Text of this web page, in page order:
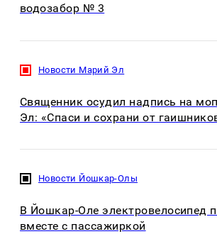
водозабор № 3
Новости Марий Эл
Священник осудил надпись на
Эл: «Спаси и сохрани от
Новости Йошкар-Олы
В Йошкар-Оле электровелосипед
вместе с пассажиркой